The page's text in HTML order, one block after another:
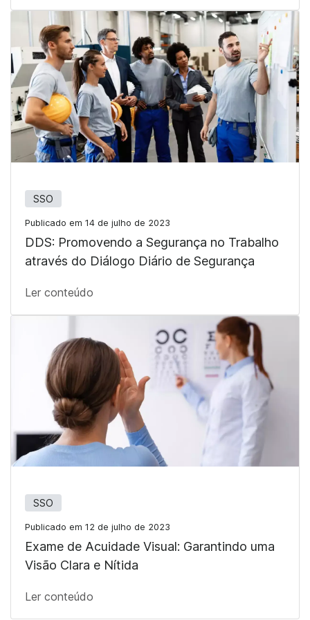
SSO
Publicado em 14 de julho de 2023
DDS: Promovendo a Segurança no Trabalho
através do Diálogo Diário de Segurança
Ler conteúdo
SSO
Publicado em 12 de julho de 2023
Exame de Acuidade Visual: Garantindo uma
Visão Clara e Nítida
Ler conteúdo